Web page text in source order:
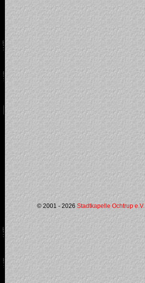
© 2001 - 2026 Stadtkapelle Ochtrup e.V.